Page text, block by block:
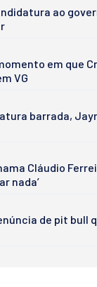
ao
em que
VG
barrada,
Cláudio
nada’
de pit bull